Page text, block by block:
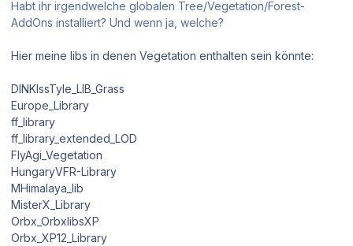
Habt ihr irgendwelche globalen Tree/Vegetation/Forest-
AddOns installiert? Und wenn ja, welche?
Hier meine libs in denen Vegetation enthalten sein könnte:
DINKIssTyle_LIB_Grass
Europe_Library
ff_library
ff_library_extended_LOD
FlyAgi_Vegetation
HungaryVFR-Library
MHimalaya_lib
MisterX_Library
Orbx_OrbxlibsXP
Orbx_XP12_Library